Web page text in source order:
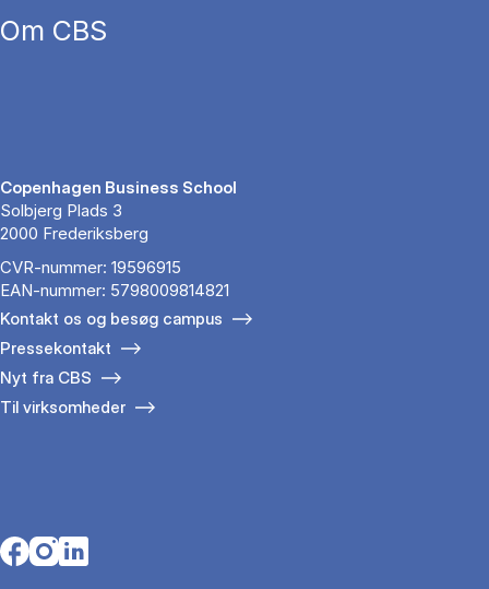
Om CBS
Copenhagen Business School
Solbjerg Plads 3
2000 Frederiksberg
CVR-nummer: 19596915
EAN-nummer: 5798009814821
Kontakt os og besøg campus
Pressekontakt
Nyt fra CBS
Til virksomheder
Opens in a new tab
Opens in a new tab
Opens in a new tab